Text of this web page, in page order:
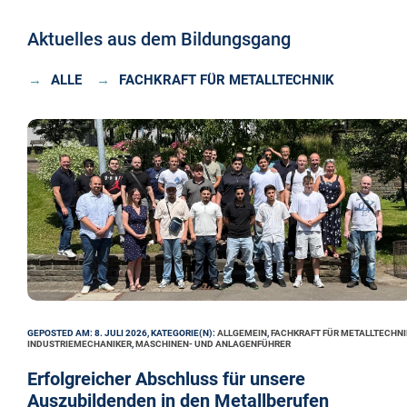
Aktuelles aus dem Bildungsgang
ALLE FACHKRAFT FÜR METALLTECHNIK
GEPOSTED AM: 8. JULI 2026, KATEGORIE(N): ALLGEMEIN,FACHKRAFT FÜR
INDUSTRIEMECHANIKER,MASCHINEN- UND ANLAGENFÜHRER
Erfolgreicher Abschluss für unsere
Auszubildenden in den Metallberufen